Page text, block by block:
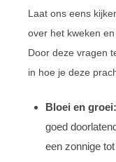
Laat ons eens
over het kweken
Door deze vragen
in hoe je deze
Bloei en groei:
goed
een zonnige